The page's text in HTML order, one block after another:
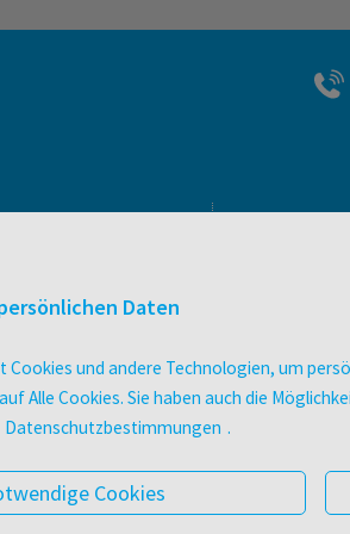
facultas druckt.
Magazin
So
Daten
und andere Technologien, um
Alle Cookies. Sie haben auch die
Datenschutzbestimmungen .
Cookies